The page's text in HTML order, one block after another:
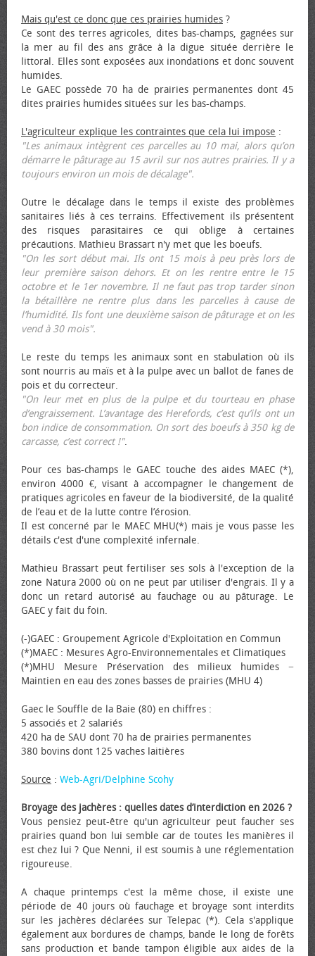
Mais qu'est ce donc que ces prairies humides ?
Ce sont des terres agricoles, dites bas-champs, gagnées sur
la mer au fil des ans grâce à la digue située derrière le
littoral. Elles sont exposées aux inondations et donc souvent
humides.
Le GAEC possède 70 ha de prairies permanentes dont 45
dites prairies humides situées sur les bas-champs.
L'agriculteur explique les contraintes que cela lui impose :
"Les animaux intègrent ces parcelles au 10 mai, alors qu’on
démarre le pâturage au 15 avril sur nos autres prairies. Il y a
toujours environ un mois de décalage".
Outre le décalage dans le temps il existe des problèmes
sanitaires liés à ces terrains. Effectivement ils présentent
des risques parasitaires ce qui oblige à certaines
précautions. Mathieu Brassart n'y met que les bœufs.
"On les sort début mai. Ils ont 15 mois à peu près lors de
leur première saison dehors. Et on les rentre entre le 15
octobre et le 1er novembre. Il ne faut pas trop tarder sinon
la bétaillère ne rentre plus dans les parcelles à cause de
l’humidité. Ils font une deuxième saison de pâturage et on les
vend à 30 mois".
Le reste du temps les animaux sont en stabulation où ils
sont nourris au maïs et à la pulpe avec un ballot de fanes de
pois et du correcteur.
"On leur met en plus de la pulpe et du tourteau en phase
d’engraissement. L’avantage des Herefords, c’est qu’ils ont un
bon indice de consommation. On sort des bœufs à 350 kg de
carcasse, c’est correct !".
Pour ces bas-champs le GAEC touche des aides MAEC (*),
environ 4000 €, visant à accompagner le changement de
pratiques agricoles en faveur de la biodiversité, de la qualité
de l’eau et de la lutte contre l’érosion.
Il est concerné par le MAEC MHU(*) mais je vous passe les
détails c'est d'une complexité infernale.
Mathieu Brassart peut fertiliser ses sols à l'exception de la
zone Natura 2000 où on ne peut par utiliser d'engrais. Il y a
donc un retard autorisé au fauchage ou au pâturage. Le
GAEC y fait du foin.
(-)GAEC : Groupement Agricole d'Exploitation en Commun
(*)MAEC : Mesures Agro-Environnementales et Climatiques
(*)MHU Mesure Préservation des milieux humides −
Maintien en eau des zones basses de prairies (MHU 4)
Gaec le Souffle de la Baie (80) en chiffres :
5 associés et 2 salariés
420 ha de SAU dont 70 ha de prairies permanentes
380 bovins dont 125 vaches laitières
Source : Web-Agri/Delphine Scohy
Broyage des jachères : quelles dates d’interdiction en 2026 ?
Vous pensiez peut-être qu'un agriculteur peut faucher ses
prairies quand bon lui semble car de toutes les manières il
est chez lui ? Que Nenni, il est soumis à une réglementation
rigoureuse.
A chaque printemps c'est la même chose, il existe une
période de 40 jours où fauchage et broyage sont interdits
sur les jachères déclarées sur Telepac (*). Cela s'applique
également aux bordures de champs, bande le long de forêts
sans production et bande tampon éligible aux aides de la